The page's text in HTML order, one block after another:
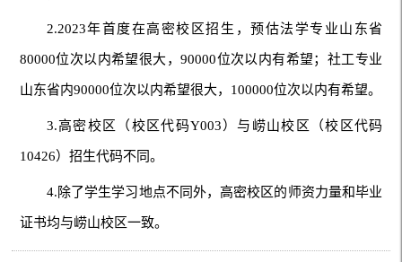
2.2023年首度在高密校区招生，预估法学专业山东省
80000位次以内希望很大，90000位次以内有希望；社工专业
山东省内90000位次以内希望很大，100000位次以内有希望。
3.高密校区（校区代码Y003）与崂山校区（校区代码
10426）招生代码不同。
4.除了学生学习地点不同外，高密校区的师资力量和毕业
证书均与崂山校区一致。